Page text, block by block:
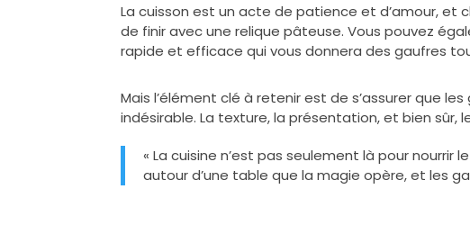
La cuisson est un acte de patience et d’amour,
de finir avec une relique pâteuse. Vous pouvez
rapide et efficace qui vous donnera des gaufres
Mais l’élément clé à retenir est de s’assurer que
indésirable. La texture, la présentation, et bien
« La cuisine n’est pas seulement là pour nourrir
autour d’une table que la magie opère, et les